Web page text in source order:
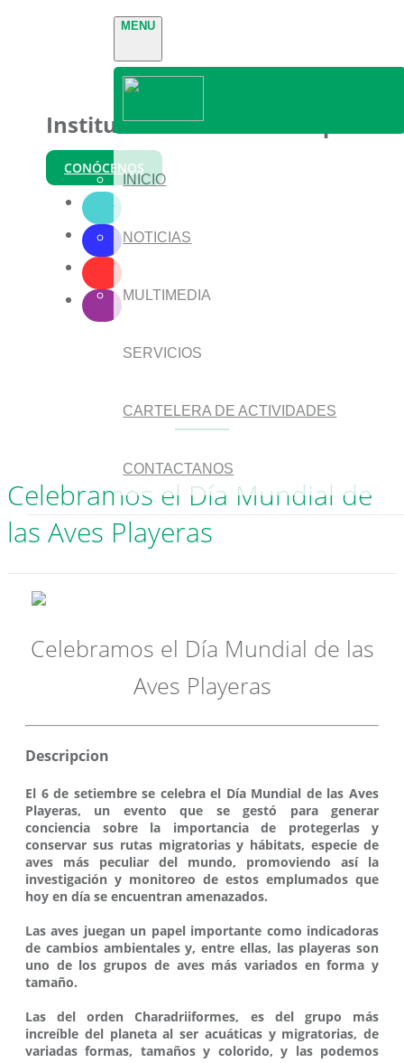
MENU
INICIO
NOTICIAS
MULTIMEDIA
SERVICIOS
CARTELERA DE ACTIVIDADES
CONTACTANOS
Instituto Nacional de Parques
CONÓCENOS
Celebramos el Día Mundial de
las Aves Playeras
Celebramos el Día Mundial de las
Aves Playeras
Descripcion
El 6 de setiembre se celebra el Día Mundial de las Aves
Playeras, un evento que se gestó para generar
conciencia sobre la importancia de protegerlas y
conservar sus rutas migratorias y hábitats, especie de
aves más peculiar del mundo, promoviendo así la
investigación y monitoreo de estos emplumados que
hoy en día se encuentran amenazados.
Las aves juegan un papel importante como indicadoras
de cambios ambientales y, entre ellas, las playeras son
uno de los grupos de aves más variados en forma y
tamaño.
Las del orden Charadriiformes, es del grupo más
increíble del planeta al ser acuáticas y migratorias, de
variadas formas, tamaños y colorido, y las podemos